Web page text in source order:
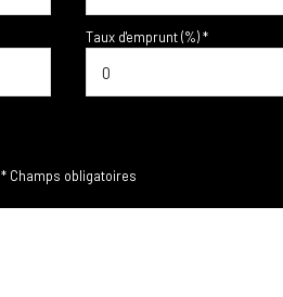
Taux d'emprunt (%) *
* Champs obligatoires